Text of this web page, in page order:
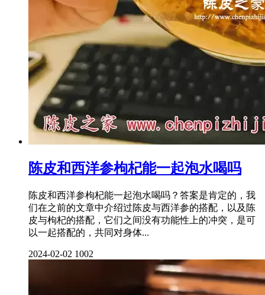
陈皮和西洋参枸杞能一起泡水喝吗
陈皮和西洋参枸杞能一起泡水喝吗？答案是肯定的，我
们在之前的文章中介绍过陈皮与西洋参的搭配，以及陈
皮与枸杞的搭配，它们之间没有功能性上的冲突，是可
以一起搭配的，共同对身体...
2024-02-02 1002